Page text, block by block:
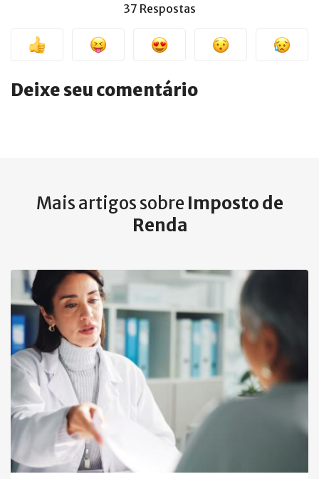
37 Respostas
Deixe seu comentário
Mais artigos sobre Imposto de
Renda